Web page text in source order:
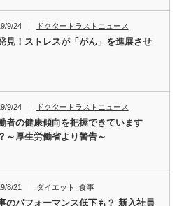
9/24 ドクタートラストニュース
見！ストレスが「がん」を進展させ
9/24 ドクタートラストニュース
者の健康傾向を把握できています
～厚生労働省より警告～
8/21 ダイエット 食事
のパフォーマンス低下も？ 新入社員